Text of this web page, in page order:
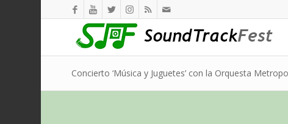
Concierto ‘Música y Juguetes’ con la Orquesta